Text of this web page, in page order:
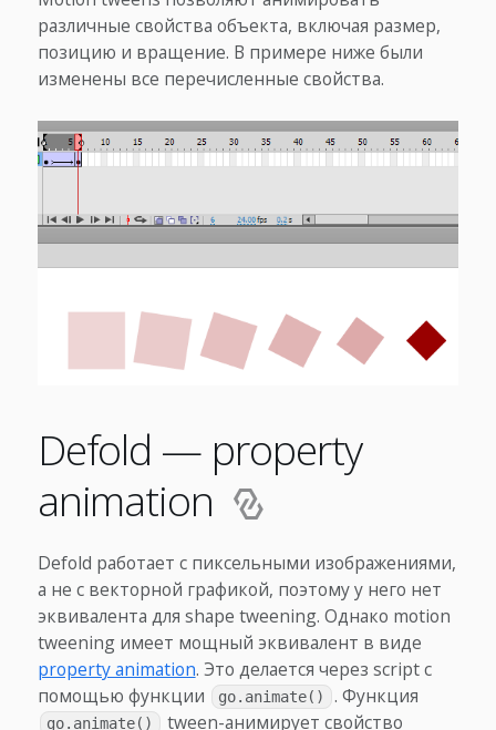
различные свойства объекта, включая размер,
позицию и вращение. В примере ниже были
изменены все перечисленные свойства.
Defold — property
animation
Defold работает с пиксельными изображениями,
а не с векторной графикой, поэтому у него нет
эквивалента для shape tweening. Однако motion
tweening имеет мощный эквивалент в виде
property animation. Это делается через script с
помощью функции
go.animate() . Функция
go.animate()
tween-анимирует свойство